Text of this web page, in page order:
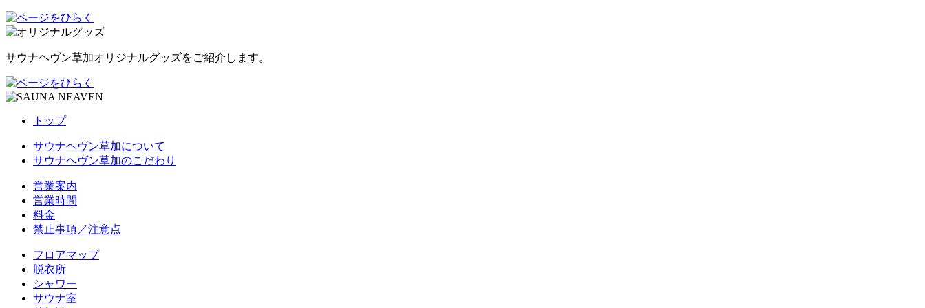
サウナヘヴン草加オリジナルグッズをご紹介します。
トップ
サウナヘヴン草加について
サウナヘヴン草加のこだわり
営業案内
営業時間
料金
禁止事項／注意点
フロアマップ
脱衣所
シャワー
サウナ室